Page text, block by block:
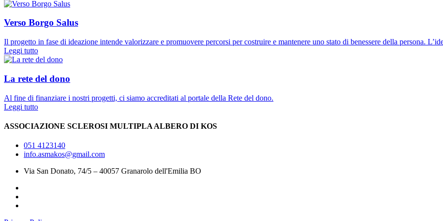
Verso Borgo Salus
Il progetto in fase di ideazione intende valorizzare e promuovere percorsi per costruire e mantenere uno stato di benessere della persona.
Leggi tutto
La rete del dono
Al fine di finanziare i nostri progetti, ci siamo accreditati al portale della Rete del dono.
Leggi tutto
ASSOCIAZIONE SCLEROSI MULTIPLA ALBERO DI KOS
051 4123140
info.asmakos@gmail.com
Via San Donato, 74/5 – 40057 Granarolo dell'Emilia BO